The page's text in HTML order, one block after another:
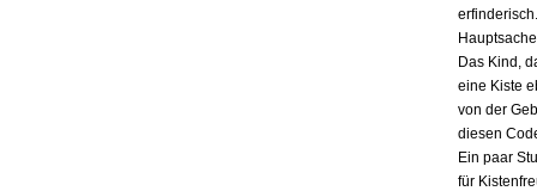
Das Kind,
eine Kiste
von der
diesen
Ein paar
für